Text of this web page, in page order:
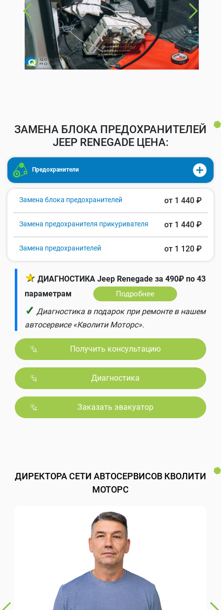
ЗАМЕНА БЛОКА ПРЕДОХРАНИТЕЛЕЙ
JEEP RENEGADE ЦЕНА:
Предохранители
Замена блока предохранителей от 1 440 ₽
Замена предохранителя прикуривателя от 1 440 ₽
Замена предохранителей от 1 120 ₽
★ ДИАГНОСТИКА Jeep Renegade за 490₽ по 43
параметрам
Подробнее
✓ Диагностика в подарок при ремонте в нашем
автосервисе «Кволити Моторс».
Получить консультацию
Диагностика
Заказать эвакуатор
ДИРЕКТОРА СЕТИ АВТОСЕРВИСОВ КВОЛИТИ
МОТОРС